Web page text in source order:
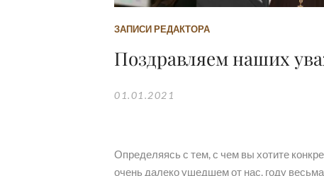
ЗАПИСИ РЕДАКТОРА
Поздравляем наших
01.01.2021
Определяясь с тем, с чем вы хотите
очень далеко ушедшем от нас, году